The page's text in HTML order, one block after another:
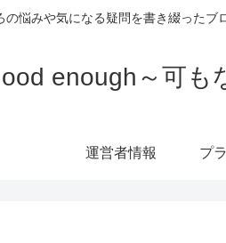
の悩みや気になる疑問を書き綴ったブ
enough～可も
運営者情報